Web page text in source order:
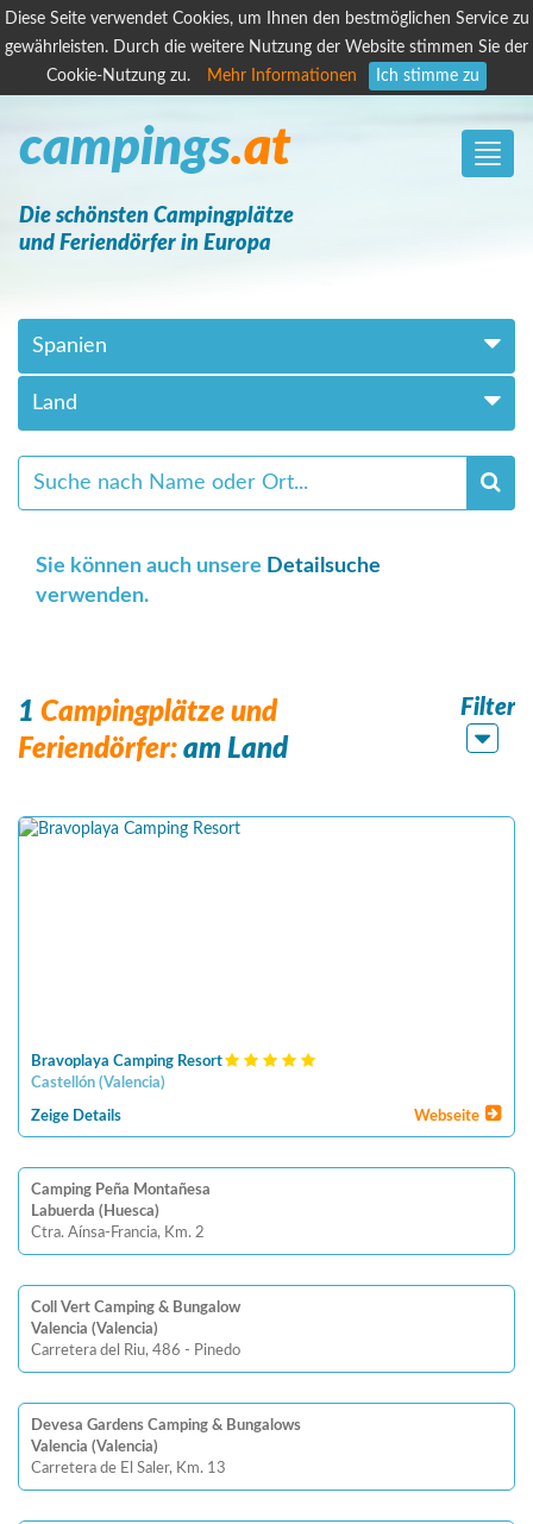
Diese Seite verwendet Cookies, um Ihnen den bestmöglichen Service zu
gewährleisten. Durch die weitere Nutzung der Website stimmen Sie der
Cookie-Nutzung zu.
Mehr Informationen Ich stimme zu
Toggle
campings.at
Die schönsten Campingplätze
und Feriendörfer in Europa
Spanien
Land
Sie können auch unsere Detailsuche
verwenden.
1 Campingplätze und
Feriendörfer: am Land
Filter
Bravoplaya Camping Resort
Castellón (Valencia)
Zeige Details Webseite
Camping Peña Montañesa
Labuerda (Huesca)
Ctra. Aínsa-Francia, Km. 2
Coll Vert Camping & Bungalow
Valencia (Valencia)
Carretera del Riu, 486 - Pinedo
Devesa Gardens Camping & Bungalows
Valencia (Valencia)
Carretera de El Saler, Km. 13